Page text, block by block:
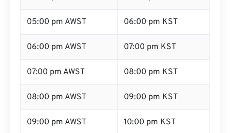
05:00 pm AWST 06:00 pm KST
06:00 pm AWST 07:00 pm KST
07:00 pm AWST 08:00 pm KST
08:00 pm AWST 09:00 pm KST
09:00 pm AWST 10:00 pm KST